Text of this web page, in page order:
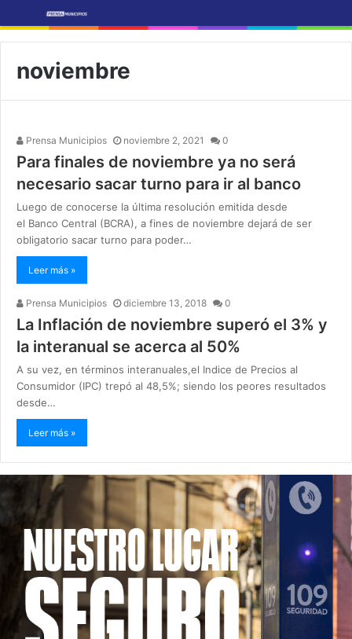
noviembre
Prensa Municipios noviembre 2, 2021 0
Para finales de noviembre ya no será
necesario sacar turno para ir al banco
Luego de conocerse la última resolución emitida desde
el Banco Central (BCRA), a fines de noviembre dejará de ser
obligatorio sacar turno para poder…
Leer más »
Prensa Municipios diciembre 13, 2018 0
La Inflación de noviembre superó el 3% y
la interanual se acerca al 50%
A su vez, en términos interanuales,el Indice de Precios al
Consumidor (IPC) trepó al 48,5%; siendo los peores resultados
desde…
Leer más »